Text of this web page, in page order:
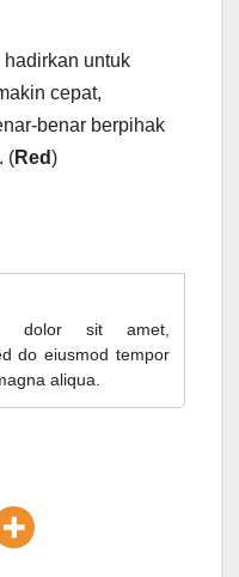
hadirkan untuk
cepat,
benar berpihak
(Red)
dolor sit amet,
do eiusmod tempor
aliqua.